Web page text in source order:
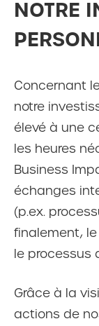
NOTRE
Concernant
notre
élevé à une
les heures
Business
échanges
(p.ex.
finalement,
le processus
Grâce à la
actions de